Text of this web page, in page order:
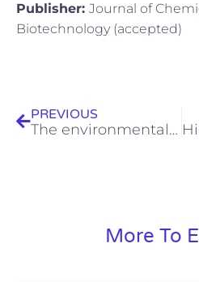
Publisher: Journal of
Biotechnology (accepted)
PREVIOUS
The environmental footprint of a membrane bioreactor treatment process through Life Cycle Analysis
More To